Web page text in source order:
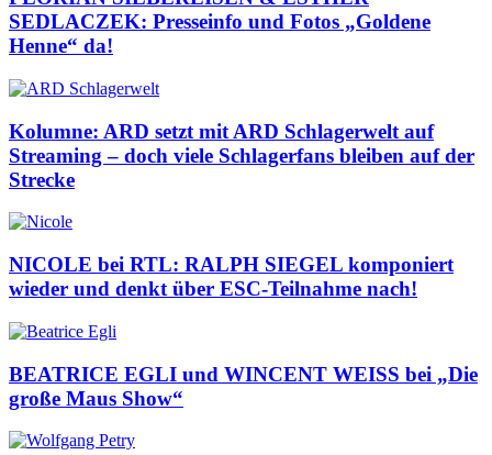
SEDLACZEK: Presseinfo und Fotos „Goldene
Henne“ da!
Kolumne: ARD setzt mit ARD Schlagerwelt auf
Streaming – doch viele Schlagerfans bleiben auf der
Strecke
NICOLE bei RTL: RALPH SIEGEL komponiert
wieder und denkt über ESC-Teilnahme nach!
BEATRICE EGLI und WINCENT WEISS bei „Die
große Maus Show“